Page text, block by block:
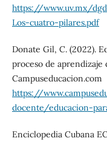
https://www.uv.mx/
Los-cuatro-pilares.pdf
Donate Gil, C. (2022).
proceso de aprendizaje
Campuseducacion.com
https://
docente/educacion-
Enciclopedia Cubana